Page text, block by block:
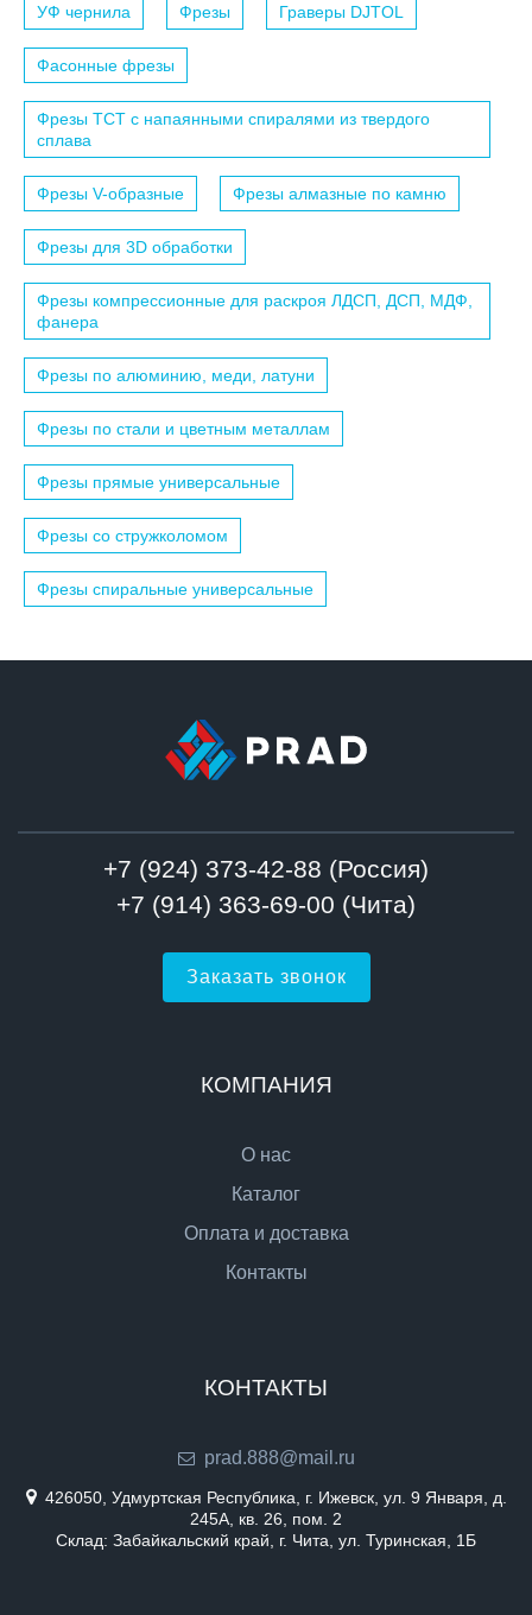
УФ чернила Фрезы Граверы DJTOL
Фасонные фрезы
Фрезы TCT с напаянными спиралями из твердого
сплава
Фрезы V-образные Фрезы алмазные по камню
Фрезы для 3D обработки
Фрезы компрессионные для раскроя ЛДСП, ДСП, МДФ,
фанера
Фрезы по алюминию, меди, латуни
Фрезы по стали и цветным металлам
Фрезы прямые универсальные
Фрезы со стружколомом
Фрезы спиральные универсальные
+7 (924) 373-42-88 (Россия)
+7 (914) 363-69-00 (Чита)
Заказать звонок
КОМПАНИЯ
О нас
Каталог
Оплата и доставка
Контакты
КОНТАКТЫ
prad.888@mail.ru
426050, Удмуртская Республика, г. Ижевск, ул. 9 Января, д.
245А, кв. 26, пом. 2
Склад: Забайкальский край, г. Чита, ул. Туринская, 1Б